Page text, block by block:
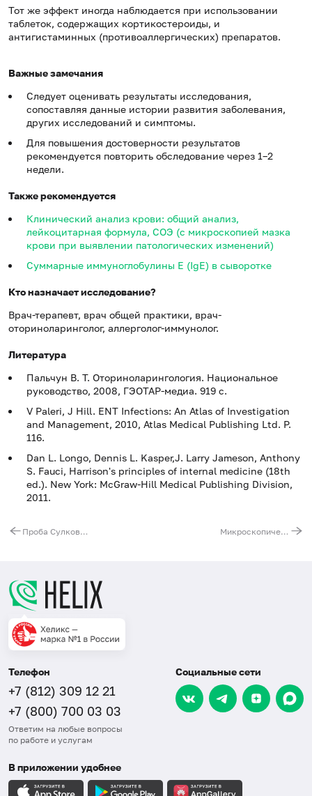
Тот же эффект иногда наблюдается при использовании
таблеток, содержащих кортикостероиды, и
антигистаминных (противоаллергических) препаратов.
Важные замечания
Следует оценивать результаты исследования,
сопоставляя данные истории развития заболевания,
других исследований и симптомы.
Для повышения достоверности результатов
рекомендуется повторить обследование через 1–2
недели.
Также рекомендуется
Клинический анализ крови: общий анализ,
лейкоцитарная формула, СОЭ (с микроскопией мазка
крови при выявлении патологических изменений)
Суммарные иммуноглобулины E (IgE) в сыворотке
Кто назначает исследование?
Врач-терапевт, врач общей практики, врач-
оториноларинголог, аллерголог-иммунолог.
Литература
Пальчун В. Т. Оториноларингология. Национальное
руководство, 2008, ГЭОТАР-медиа. 919 с.
V Paleri, J Hill. ENT Infections: An Atlas of Investigation
and Management, 2010, Atlas Medical Publishing Ltd. P.
116.
Dan L. Longo, Dennis L. Kasper,J. Larry Jameson, Anthony
S. Fauci, Harrison's principles of internal medicine (18th
ed.). New York: McGraw-Hill Medical Publishing Division,
2011.
Проба Сулковича Микроскопическое исследование на наличие клещей рода демодекс (Demodex spp. )
Телефон
+7 (812) 309 12 21
+7 (800) 700 03 03
Ответим на любые вопросы
по работе и услугам
Социальные сети
В приложении удобнее